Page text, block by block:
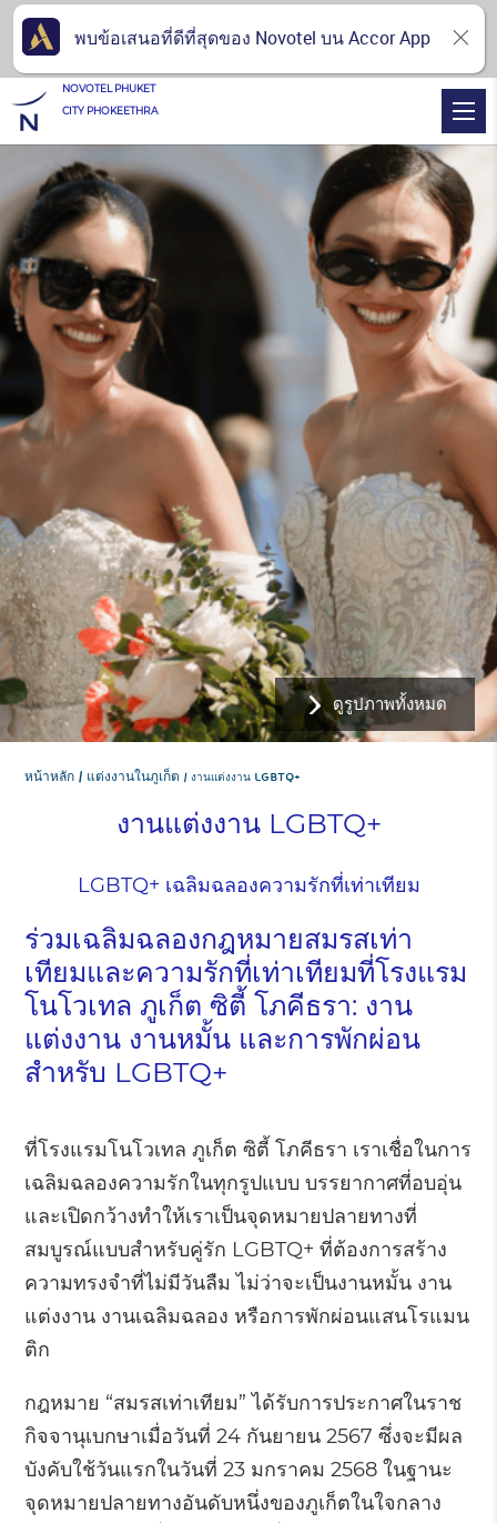
ดูรูปภาพทั้งหมด
หน้าหลัก แต่งงานในภูเก็ต งานแต่งงาน LGBTQ+
งานแต่งงาน LGBTQ+
LGBTQ+ เฉลิมฉลองความรักที่เท่าเทียม
ร่วมเฉลิมฉลองกฎหมายสมรสเท่า
เทียมและความรักที่เท่าเทียมที่โรงแรม
โนโวเทล ภูเก็ต ซิตี้ โภคีธรา: งาน
แต่งงาน งานหมั้น และการพักผ่อน
สำหรับ LGBTQ+
ที่โรงแรมโนโวเทล ภูเก็ต ซิตี้ โภคีธรา เราเชื่อในการ
เฉลิมฉลองความรักในทุกรูปแบบ บรรยากาศที่อบอุ่น
และเปิดกว้างทำให้เราเป็นจุดหมายปลายทางที่
สมบูรณ์แบบสำหรับคู่รัก LGBTQ+ ที่ต้องการสร้าง
ความทรงจำที่ไม่มีวันลืม ไม่ว่าจะเป็นงานหมั้น งาน
แต่งงาน งานเฉลิมฉลอง หรือการพักผ่อนแสนโรแมน
ติก
กฎหมาย “สมรสเท่าเทียม” ได้รับการประกาศในราช
กิจจานุเบกษาเมื่อวันที่ 24 กันยายน 2567 ซึ่งจะมีผล
บังคับใช้วันแรกในวันที่ 23 มกราคม 2568 ในฐานะ
จุดหมายปลายทางอันดับหนึ่งของภูเก็ตในใจกลาง
NOVOTEL PHUKET
CITY PHOKEETHRA
พบข้อเสนอที่ดีที่สุดของ Novotel บน Accor App